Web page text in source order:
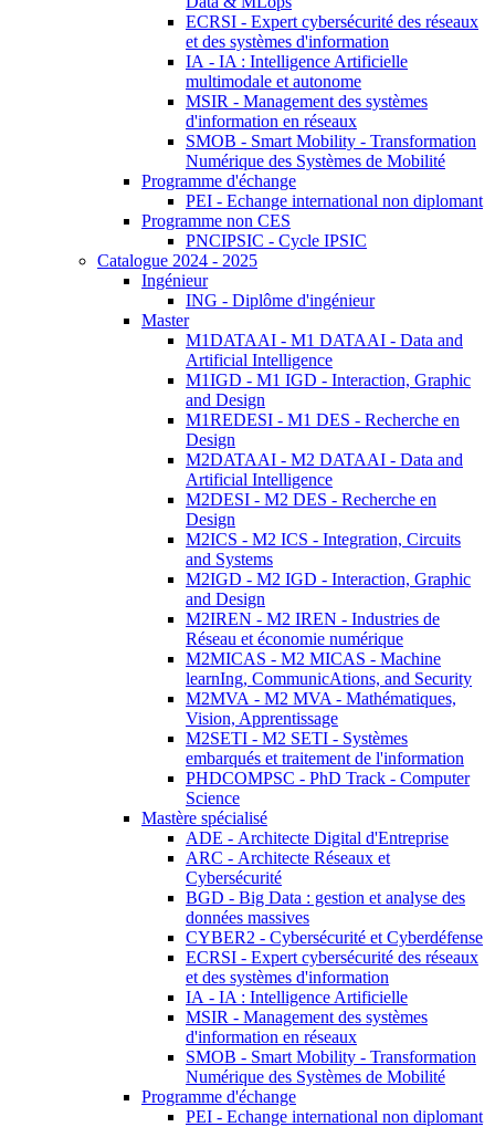
ECRSI - Expert cybersécurité des réseaux
et des systèmes d'information
IA - IA : Intelligence Artificielle
multimodale et autonome
MSIR - Management des systèmes
d'information en réseaux
SMOB - Smart Mobility - Transformation
Numérique des Systèmes de Mobilité
Programme d'échange
PEI - Echange international non diplomant
Programme non CES
PNCIPSIC - Cycle IPSIC
Catalogue 2024 - 2025
Ingénieur
ING - Diplôme d'ingénieur
Master
M1DATAAI - M1 DATAAI - Data and
Artificial Intelligence
M1IGD - M1 IGD - Interaction, Graphic
and Design
M1REDESI - M1 DES - Recherche en
Design
M2DATAAI - M2 DATAAI - Data and
Artificial Intelligence
M2DESI - M2 DES - Recherche en
Design
M2ICS - M2 ICS - Integration, Circuits
and Systems
M2IGD - M2 IGD - Interaction, Graphic
and Design
M2IREN - M2 IREN - Industries de
Réseau et économie numérique
M2MICAS - M2 MICAS - Machine
learnIng, CommunicAtions, and Security
M2MVA - M2 MVA - Mathématiques,
Vision, Apprentissage
M2SETI - M2 SETI - Systèmes
embarqués et traitement de l'information
PHDCOMPSC - PhD Track - Computer
Science
Mastère spécialisé
ADE - Architecte Digital d'Entreprise
ARC - Architecte Réseaux et
Cybersécurité
BGD - Big Data : gestion et analyse des
données massives
CYBER2 - Cybersécurité et Cyberdéfense
ECRSI - Expert cybersécurité des réseaux
et des systèmes d'information
IA - IA : Intelligence Artificielle
MSIR - Management des systèmes
d'information en réseaux
SMOB - Smart Mobility - Transformation
Numérique des Systèmes de Mobilité
Programme d'échange
PEI - Echange international non diplomant